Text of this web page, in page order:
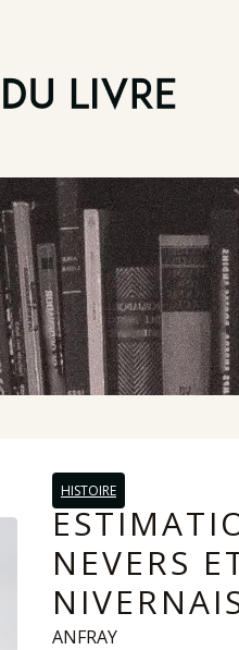
HISTOIRE
NEVERS
ANFRAY